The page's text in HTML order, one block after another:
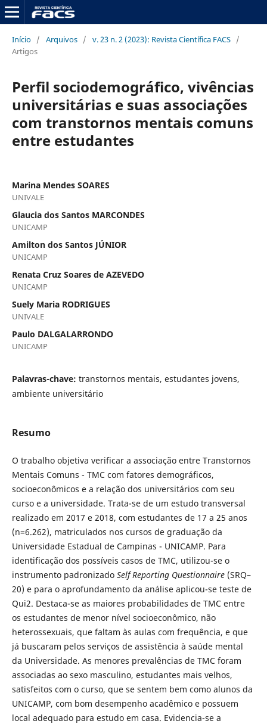
Início / Arquivos / v. 23 n. 2 (2023): Revista Científica FACS /
Artigos
Perfil sociodemográfico, vivências
universitárias e suas associações
com transtornos mentais comuns
entre estudantes
Marina Mendes SOARES
UNIVALE
Glaucia dos Santos MARCONDES
UNICAMP
Amilton dos Santos JÚNIOR
UNICAMP
Renata Cruz Soares de AZEVEDO
UNICAMP
Suely Maria RODRIGUES
UNIVALE
Paulo DALGALARRONDO
UNICAMP
Palavras-chave: transtornos mentais, estudantes jovens,
ambiente universitário
Resumo
O trabalho objetiva verificar a associação entre Transtornos
Mentais Comuns - TMC com fatores demográficos,
socioeconômicos e a relação dos universitários com seu
curso e a universidade. Trata-se de um estudo transversal
realizado em 2017 e 2018, com estudantes de 17 a 25 anos
(n=6.262), matriculados nos cursos de graduação da
Universidade Estadual de Campinas - UNICAMP. Para
identificação dos possíveis casos de TMC, utilizou-se o
instrumento padronizado Self Reporting Questionnaire(SRQ–
20) e para o aprofundamento da análise aplicou-se teste de
Qui2. Destaca-se as maiores probabilidades de TMC entre
os estudantes de menor nível socioeconômico, não
heterossexuais, que faltam às aulas com frequência, e que
já buscaram pelos serviços de assistência à saúde mental
da Universidade. As menores prevalências de TMC foram
associadas ao sexo masculino, estudantes mais velhos,
satisfeitos com o curso, que se sentem bem como alunos da
UNICAMP, com bom desempenho acadêmico e possuem
local adequado para estudo em casa. Evidencia-se a